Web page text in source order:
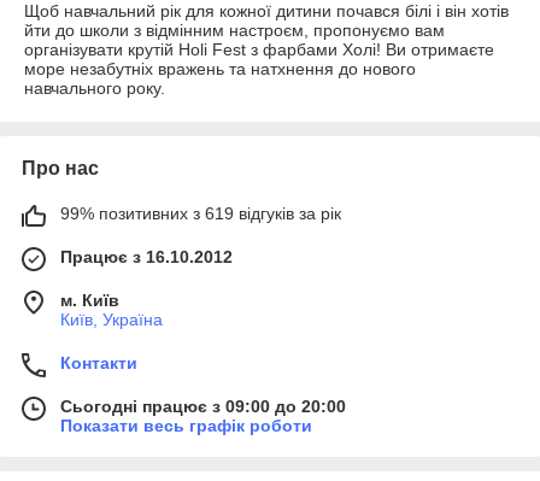
Щоб навчальний рік для кожної дитини почався білі і він хотів
йти до школи з відмінним настроєм, пропонуємо вам
організувати крутій Holi Fest з фарбами Холі! Ви отримаєте
море незабутніх вражень та натхнення до нового
навчального року.
Про нас
99% позитивних з 619 відгуків за рік
Працює з 16.10.2012
м. Київ
Київ, Україна
Контакти
Сьогодні працює з 09:00 до 20:00
Показати весь графік роботи